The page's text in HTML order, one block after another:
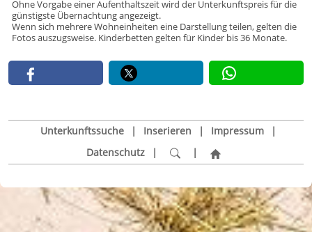
Ohne Vorgabe einer Aufenthaltszeit wird der Unterkunftspreis für die
günstigste Übernachtung angezeigt.
Wenn sich mehrere Wohneinheiten eine Darstellung teilen, gelten die
Fotos auszugsweise. Kinderbetten gelten für Kinder bis 36 Monate.
Unterkunftssuche | Inserieren | Impressum
|
Datenschutz
| |